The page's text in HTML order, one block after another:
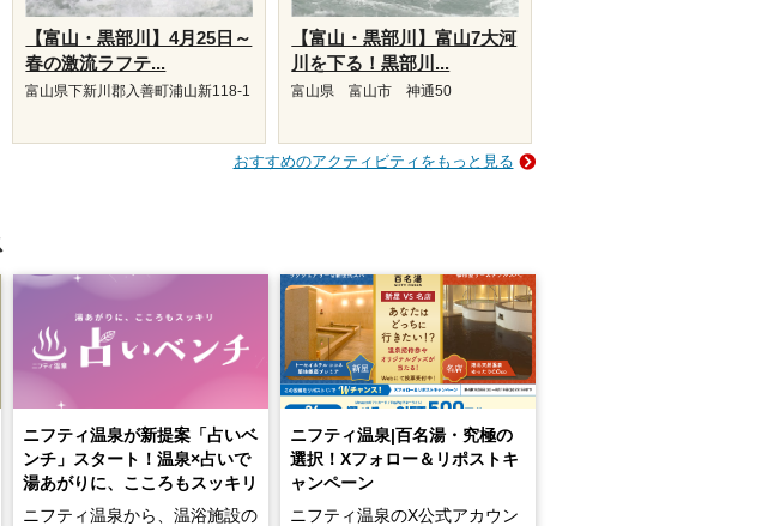
【富山・黒部川】4月25日～
春の激流ラフテ...
富山県下新川郡入善町浦山新118-1
【富山・黒部川】富山7大河
川を下る！黒部川...
富山県 富山市 神通50
おすすめのアクティビティをもっと見る
ニフティ温泉が新提案「占いベ
ンチ」スタート！温泉×占いで
湯あがりに、こころもスッキリ
ニフティ温泉から、温浴施設の
ニフティ温泉|百名湯・究極の
選択！Xフォロー＆リポストキ
ャンペーン
ニフティ温泉のX公式アカウン